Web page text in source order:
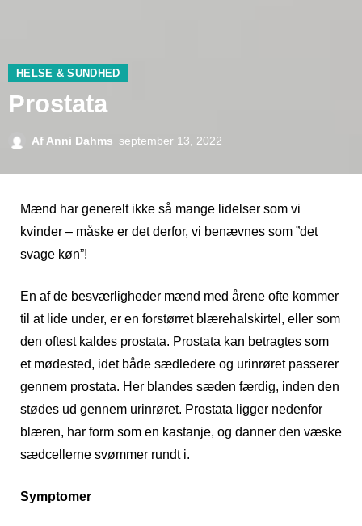
HELSE & SUNDHED
Prostata
AfAnni Dahms september 13, 2022
Mænd har generelt ikke så mange lidelser som vi
kvinder – måske er det derfor, vi benævnes som ”det
svage køn”!
En af de besværligheder mænd med årene ofte kommer
til at lide under, er en forstørret blærehalskirtel, eller som
den oftest kaldes prostata. Prostata kan betragtes som
et mødested, idet både sædledere og urinrøret passerer
gennem prostata. Her blandes sæden færdig, inden den
stødes ud gennem urinrøret. Prostata ligger nedenfor
blæren, har form som en kastanje, og danner den væske
sædcellerne svømmer rundt i.
Symptomer